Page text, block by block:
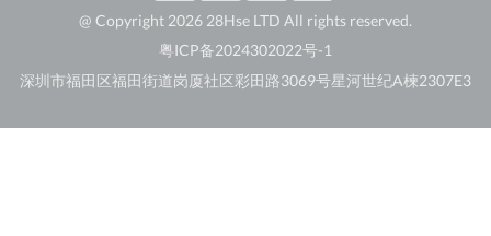
@ Copyright 2026 28Hse LTD All rights reserved.
粤ICP备2024302022号-1
深圳市福田区福田街道岗厦社区彩田路3069号星河世纪A楝2307E3